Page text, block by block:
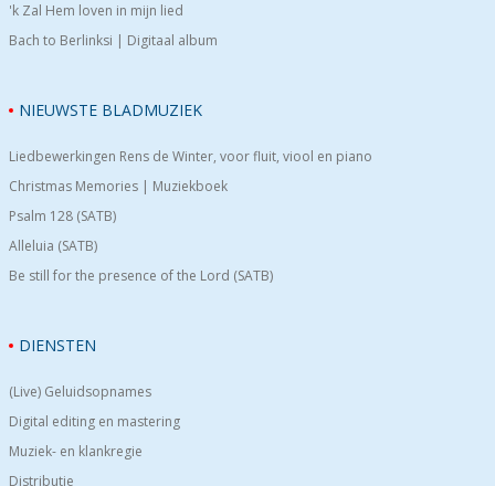
'k Zal Hem loven in mijn lied
Bach to Berlinksi | Digitaal album
NIEUWSTE BLADMUZIEK
Liedbewerkingen Rens de Winter, voor fluit, viool en piano
Christmas Memories | Muziekboek
Psalm 128 (SATB)
Alleluia (SATB)
Be still for the presence of the Lord (SATB)
DIENSTEN
(Live) Geluidsopnames
Digital editing en mastering
Muziek- en klankregie
Distributie